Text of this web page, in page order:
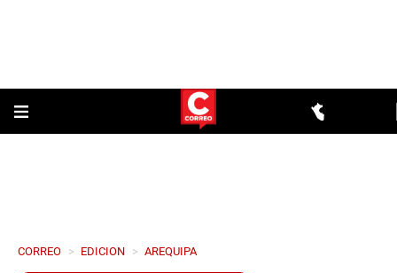
CORREO > EDICION > AREQUIPA